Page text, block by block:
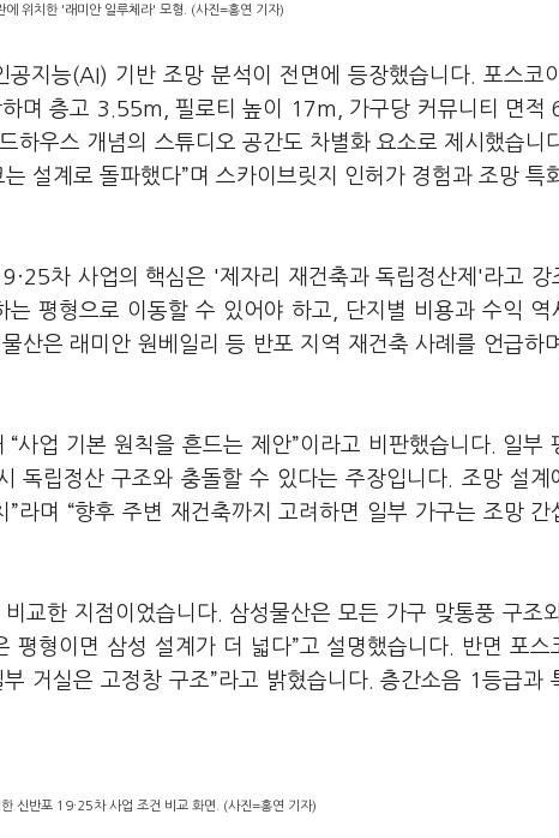
에 위치한 '래미안 일루체라' 모형. (사진=홍연 기자)
지능(AI) 기반 조망 분석이 전면에 등장했습니다. 포스코
며 층고 3.55m, 필로티 높이 17m, 가구당 커뮤니티 면적
하우스 개념의 스튜디오 공간도 차별화 요소로 제시했습니
설계로 돌파했다”며 스카이브릿지 인허가 경험과 조망 특
차 사업의 핵심은 '제자리 재건축과 독립정산제'라고 강
평형으로 이동할 수 있어야 하고, 단지별 비용과 수익 역
산은 래미안 원베일리 등 반포 지역 재건축 사례를 언급하
사업 기본 원칙을 흔드는 제안”이라고 비판했습니다. 일부
독립정산 구조와 충돌할 수 있다는 주장입니다. 조망 설계
라며 “향후 주변 재건축까지 고려하면 일부 가구는 조망 간
교한 지점이었습니다. 삼성물산은 모든 가구 맞통풍 구조
평형이면 삼성 설계가 더 넓다”고 설명했습니다. 반면 포스
거실은 고정창 구조”라고 밝혔습니다. 층간소음 1등급과
신반포 19·25차 사업 조건 비교 화면. (사진=홍연 기자)